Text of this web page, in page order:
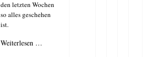
den letzten Wochen
so alles geschehen
ist.
Weiterlesen …